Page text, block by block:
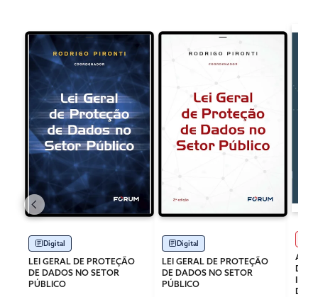
Digital
LEI GERAL DE PROTEÇÃO
DE DADOS NO SETOR
PÚBLICO
Digital
LEI GERAL DE PROTEÇÃO
DE DADOS NO SETOR
PÚBLICO
A LEI
DE